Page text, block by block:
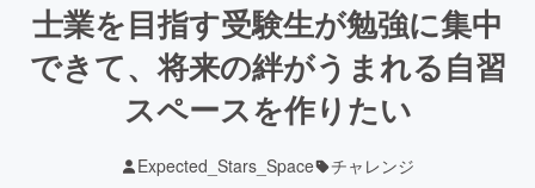
士業を目指す受験生が勉強に集中
できて、将来の絆がうまれる自習
スペースを作りたい
Expected_Stars_Space チャレンジ